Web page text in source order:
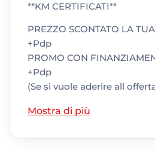
**KM CERTIFICATI**
PREZZO SCONTATO LA
+Pdp
PROMO CON
+Pdp
(Se si vuole aderire all
Mostra di più